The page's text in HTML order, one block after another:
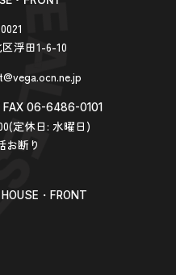
浮田1-6-10
06-6486-0101
定休日: 水曜日)
断り
・FRONT